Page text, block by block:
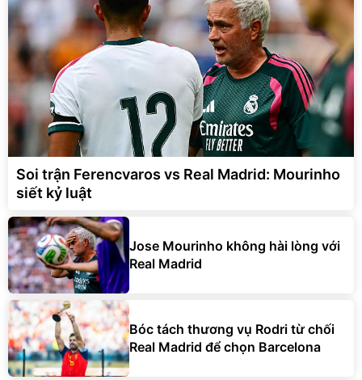
Soi trận Ferencvaros vs Real Madrid: Mourinho
siết kỷ luật
Jose Mourinho không hài lòng với
Real Madrid
Bóc tách thương vụ Rodri từ chối
Real Madrid để chọn Barcelona